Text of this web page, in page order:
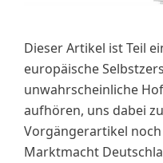
Dieser Artikel ist Teil
europäische
unwahrscheinliche
aufhören, uns dabei
Vorgängerartikel
Marktmacht